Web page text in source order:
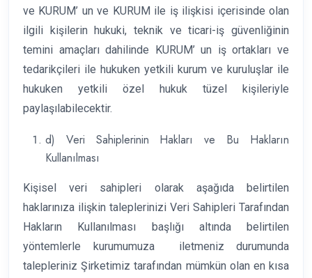
ve KURUM’ un ve KURUM ile iş ilişkisi içerisinde olan
ilgili kişilerin hukuki, teknik ve ticari-iş güvenliğinin
temini amaçları dahilinde KURUM’ un iş ortakları ve
tedarikçileri ile hukuken yetkili kurum ve kuruluşlar ile
hukuken yetkili özel hukuk tüzel kişileriyle
paylaşılabilecektir.
d) Veri Sahiplerinin Hakları ve Bu Hakların
Kullanılması
Kişisel veri sahipleri olarak aşağıda belirtilen
haklarınıza ilişkin taleplerinizi Veri Sahipleri Tarafından
Hakların Kullanılması başlığı altında belirtilen
yöntemlerle kurumumuza iletmeniz durumunda
talepleriniz Şirketimiz tarafından mümkün olan en kısa